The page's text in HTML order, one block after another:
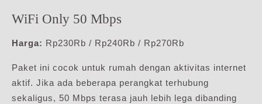
WiFi Only 50 Mbps
Harga: Rp230Rb / Rp240Rb / Rp270Rb
Paket ini cocok untuk rumah dengan aktivitas internet
aktif. Jika ada beberapa perangkat terhubung
sekaligus, 50 Mbps terasa jauh lebih lega dibanding